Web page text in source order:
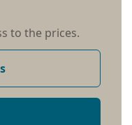
to the prices.